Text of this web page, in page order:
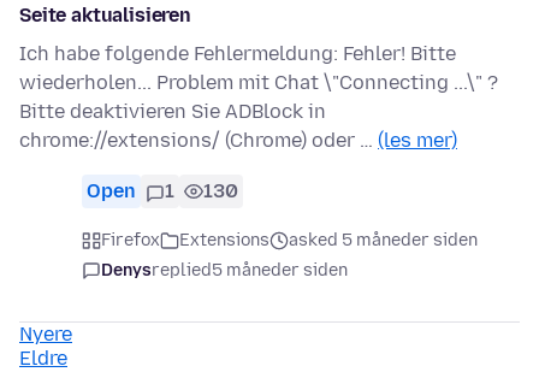
Seite aktualisieren
Ich habe folgende Fehlermeldung: Fehler! Bitte
wiederholen... Problem mit Chat \"Connecting ...\" ?
Bitte deaktivieren Sie ADBlock in
chrome://extensions/ (Chrome) oder … (les mer)
Open 1 130
Firefox Extensions
asked 5 måneder siden
Denysreplied5 måneder siden
Nyere
Eldre